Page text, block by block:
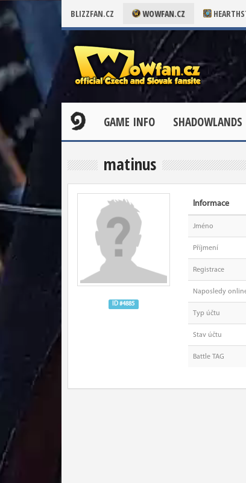
BLIZZFAN.CZ WOWFAN.CZ
GAME INFO SHADOWLANDS
matinus
ID #4885
Informace
Jméno
Příjmení
Registrace
Naposledy
Typ účtu
Stav účtu
Battle TAG